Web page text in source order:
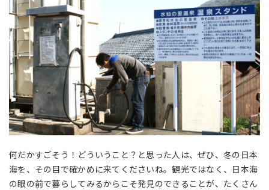
何だかすごそう！どういうこと？と思った人は、ぜひ、冬の日本
海を、その目で確かめに来てくださいね。観光ではなく、日本海
の眼の前で暮らしてみるからこそ発見のできることが、たくさん